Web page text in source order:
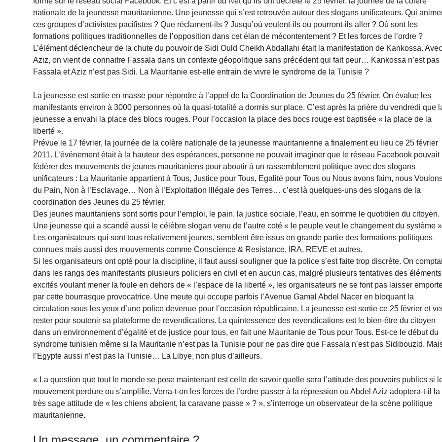
nationale de la jeunesse mauritanienne. Une jeunesse qui s’est retrouvée autour des slogans unificateurs. Qui
ces groupes d’activistes pacifistes ? Que réclament-ils ? Jusqu’où veulent-ils ou pourront-ils aller ? Où sont les
formations politiques traditionnelles de l’opposition dans cet élan de mécontentement ? Et les forces de l’ordre ?
L’élément déclencheur de la chute du pouvoir de Sidi Ould Cheikh Abdallahi était la manifestation de Kankossa. Avec
Aziz, on vient de connaitre Fassala dans un contexte géopolitique sans précédent qui fait peur… Kankossa n’est pas
Fassala et Aziz n’est pas Sidi. La Mauritanie est-elle entrain de vivre le syndrome de la Tunisie ?
La jeunesse est sortie en masse pour répondre à l’appel de la Coordination de Jeunes du 25 février. On évalue les
manifestants environ à 3000 personnes où la quasi-totalité a dormis sur place. C’est après la prière du vendredi que
jeunesse a envahi la place des blocs rouges. Pour l’occasion la place des bocs rouge est baptisée « la place de la
liberté ».
Prévue le 17 février, la journée de la colère nationale de la jeunesse mauritanienne a finalement eu lieu ce 25 février
2011. L’événement était à la hauteur des espérances, personne ne pouvait imaginer que le réseau Facebook pouvait
fédérer des mouvements de jeunes mauritaniens pour aboutir à un rassemblement politique avec des slogans
unificateurs : La Mauritanie appartient à Tous, Justice pour Tous, Egalité pour Tous ou Nous avons faim, nous
du Pain, Non à l’Esclavage… Non à l’Exploitation Illégale des Terres… c’est là quelques-uns des slogans de la
coordination des Jeunes du 25 février.
Des jeunes mauritaniens sont sortis pour l’emploi, le pain, la justice sociale, l’eau, en somme le quotidien du citoyen.
Une jeunesse qui a scandé aussi le célèbre slogan venu de l’autre coté « le peuple veut le changement du système
Les organisateurs qui sont tous relativement jeunes, semblent être issus en grande partie des formations politiques
connues mais aussi des mouvements comme Conscience & Resistance, IRA, REVE et autres.
Si les organisateurs ont opté pour la discipline, il faut aussi souligner que la police s’est faite trop discrète. On
dans les rangs des manifestants plusieurs policiers en civil et en aucun cas, malgré plusieurs tentatives des éléments
excités voulant mener la foule en dehors de « l’espace de la liberté », les organisateurs ne se font pas laisser
par cette bourrasque provocatrice. Une meute qui occupe parfois l’Avenue Gamal Abdel Nacer en bloquant la
circulation sous les yeux d’une police devenue pour l’occasion républicaine. La jeunesse est sortie ce 25 février et
rester pour soutenir sa plateforme de revendications. La quintessence des revendications est le bien-être du citoyen
dans un environnement d’égalité et de justice pour tous, en fait une Mauritanie de Tous pour Tous. Est-ce le début du
syndrome tunisien même si la Mauritanie n’est pas la Tunisie pour ne pas dire que Fassala n’est pas Sidibouzid.
l’Egypte aussi n’est pas la Tunisie… La Libye, non plus d’ailleurs.
« La question que tout le monde se pose maintenant est celle de savoir quelle sera l’attitude des pouvoirs publics si
mouvement perdure ou s’amplifie. Verra-t-on les forces de l’ordre passer à la répression ou Abdel Aziz adoptera-t-il la
très sage attitude de « les chiens aboient, la caravane passe » ? », s’interroge un observateur de la scène politique
mauritanienne.